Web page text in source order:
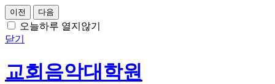
이전 다음
오늘하루 열지않기
닫기
교회음악대학원